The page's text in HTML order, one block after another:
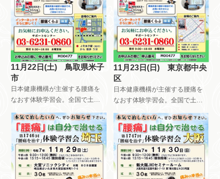
11月22日(土) 鳥取県米子
市
日本健康機構が主催する腰痛を
なおす体験学習会。全国で土曜
上開催しています。午前中はだ
れが参加しても無料です。午後
は会員限定で開催しています。
自分で慢性痛を治すためのメン
テナンス方法を指導していま
す。
11月23日(日) 東京都中央
区
日本健康機構が主催する腰痛を
なおす体験学習会。全国で土曜
上開催しています。午前中はだ
れが参加しても無料です。午後
は会員限定で開催しています。
自分で慢性痛を治すためのメン
テナンス方法を指導していま
す。